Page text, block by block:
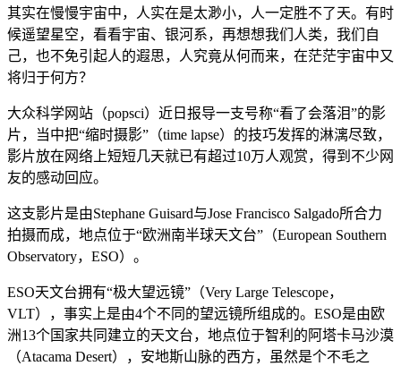
其实在慢慢宇宙中，人实在是太渺小，人一定胜不了天。有时
候遥望星空，看看宇宙、银河系，再想想我们人类，我们自
己，也不免引起人的遐思，人究竟从何而来，在茫茫宇宙中又
将归于何方？
大众科学网站（popsci）近日报导一支号称“看了会落泪”的影
片，当中把“缩时摄影”（time lapse）的技巧发挥的淋漓尽致，
影片放在网络上短短几天就已有超过10万人观赏，得到不少网
友的感动回应。
这支影片是由Stephane Guisard与Jose Francisco Salgado所合力
拍摄而成，地点位于“欧洲南半球天文台”（European Southern
Observatory，ESO）。
ESO天文台拥有“极大望远镜”（Very Large Telescope，
VLT），事实上是由4个不同的望远镜所组成的。ESO是由欧
洲13个国家共同建立的天文台，地点位于智利的阿塔卡马沙漠
（Atacama Desert），安地斯山脉的西方，虽然是个不毛之